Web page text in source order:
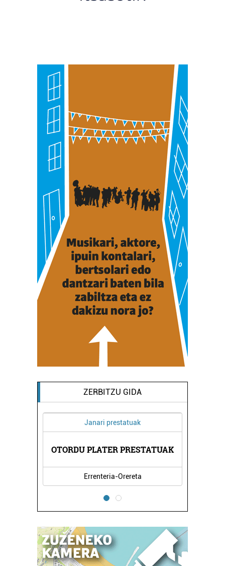
ZERBITZU GIDA
Janari prestatuak
OTORDU PLATER PRESTATUAK
Errenteria-Orereta